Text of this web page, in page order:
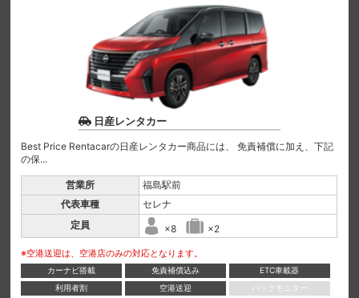
日産レンタカー
Best Price Rentacarの日産レンタカー商品には、 免責補償に加え、下記
の保...
営業所
福島駅前
代表車種
セレナ
定員
×8 ×2
※空港送迎は、空港店のみの対応となります。
カーナビ搭載 免責補償込み
ETC車載器
利用者割
空港送迎
バックモニター